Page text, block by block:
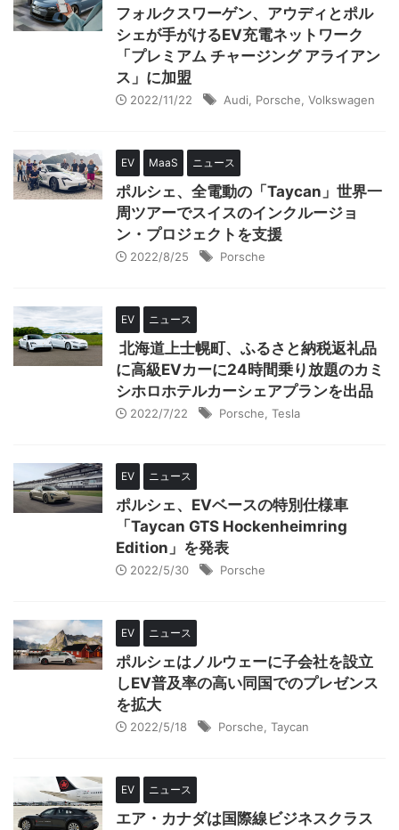
フォルクスワーゲン、アウディとポル
シェが手がけるEV充電ネットワーク
「プレミアム チャージング アライアン
ス」に加盟
2022/11/22 Audi Porsche Volkswagen
EV MaaS ニュース
ポルシェ、全電動の「Taycan」世界一
周ツアーでスイスのインクルージョ
ン・プロジェクトを支援
2022/8/25 Porsche
EV ニュース
北海道上士幌町、ふるさと納税返礼品
に高級EVカーに24時間乗り放題のカミ
シホロホテルカーシェアプランを出品
2022/7/22 Porsche Tesla
EV ニュース
ポルシェ、EVベースの特別仕様車
「Taycan GTS Hockenheimring
Edition」を発表
2022/5/30 Porsche
EV ニュース
ポルシェはノルウェーに子会社を設立
しEV普及率の高い同国でのプレゼンス
を拡大
2022/5/18 Porsche Taycan
EV ニュース
エア・カナダは国際線ビジネスクラス